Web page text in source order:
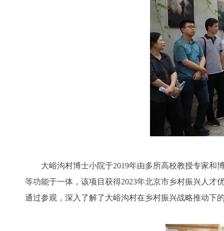
大峪沟村博士小院于2019年由多所高校教授专家和
等功能于一体，该项目获得2023年北京市乡村振兴人才
通过参观，深入了解了大峪沟村在乡村振兴战略推动下